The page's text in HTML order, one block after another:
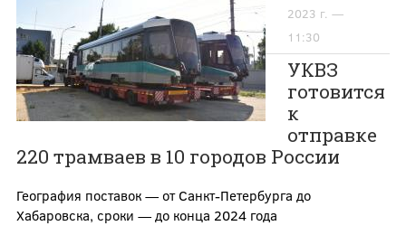
2023 г. —
11:30
УКВЗ
готовится
к
отправке
220 трамваев в 10 городов России
География поставок — от Санкт-Петербурга до
Хабаровска, сроки — до конца 2024 года